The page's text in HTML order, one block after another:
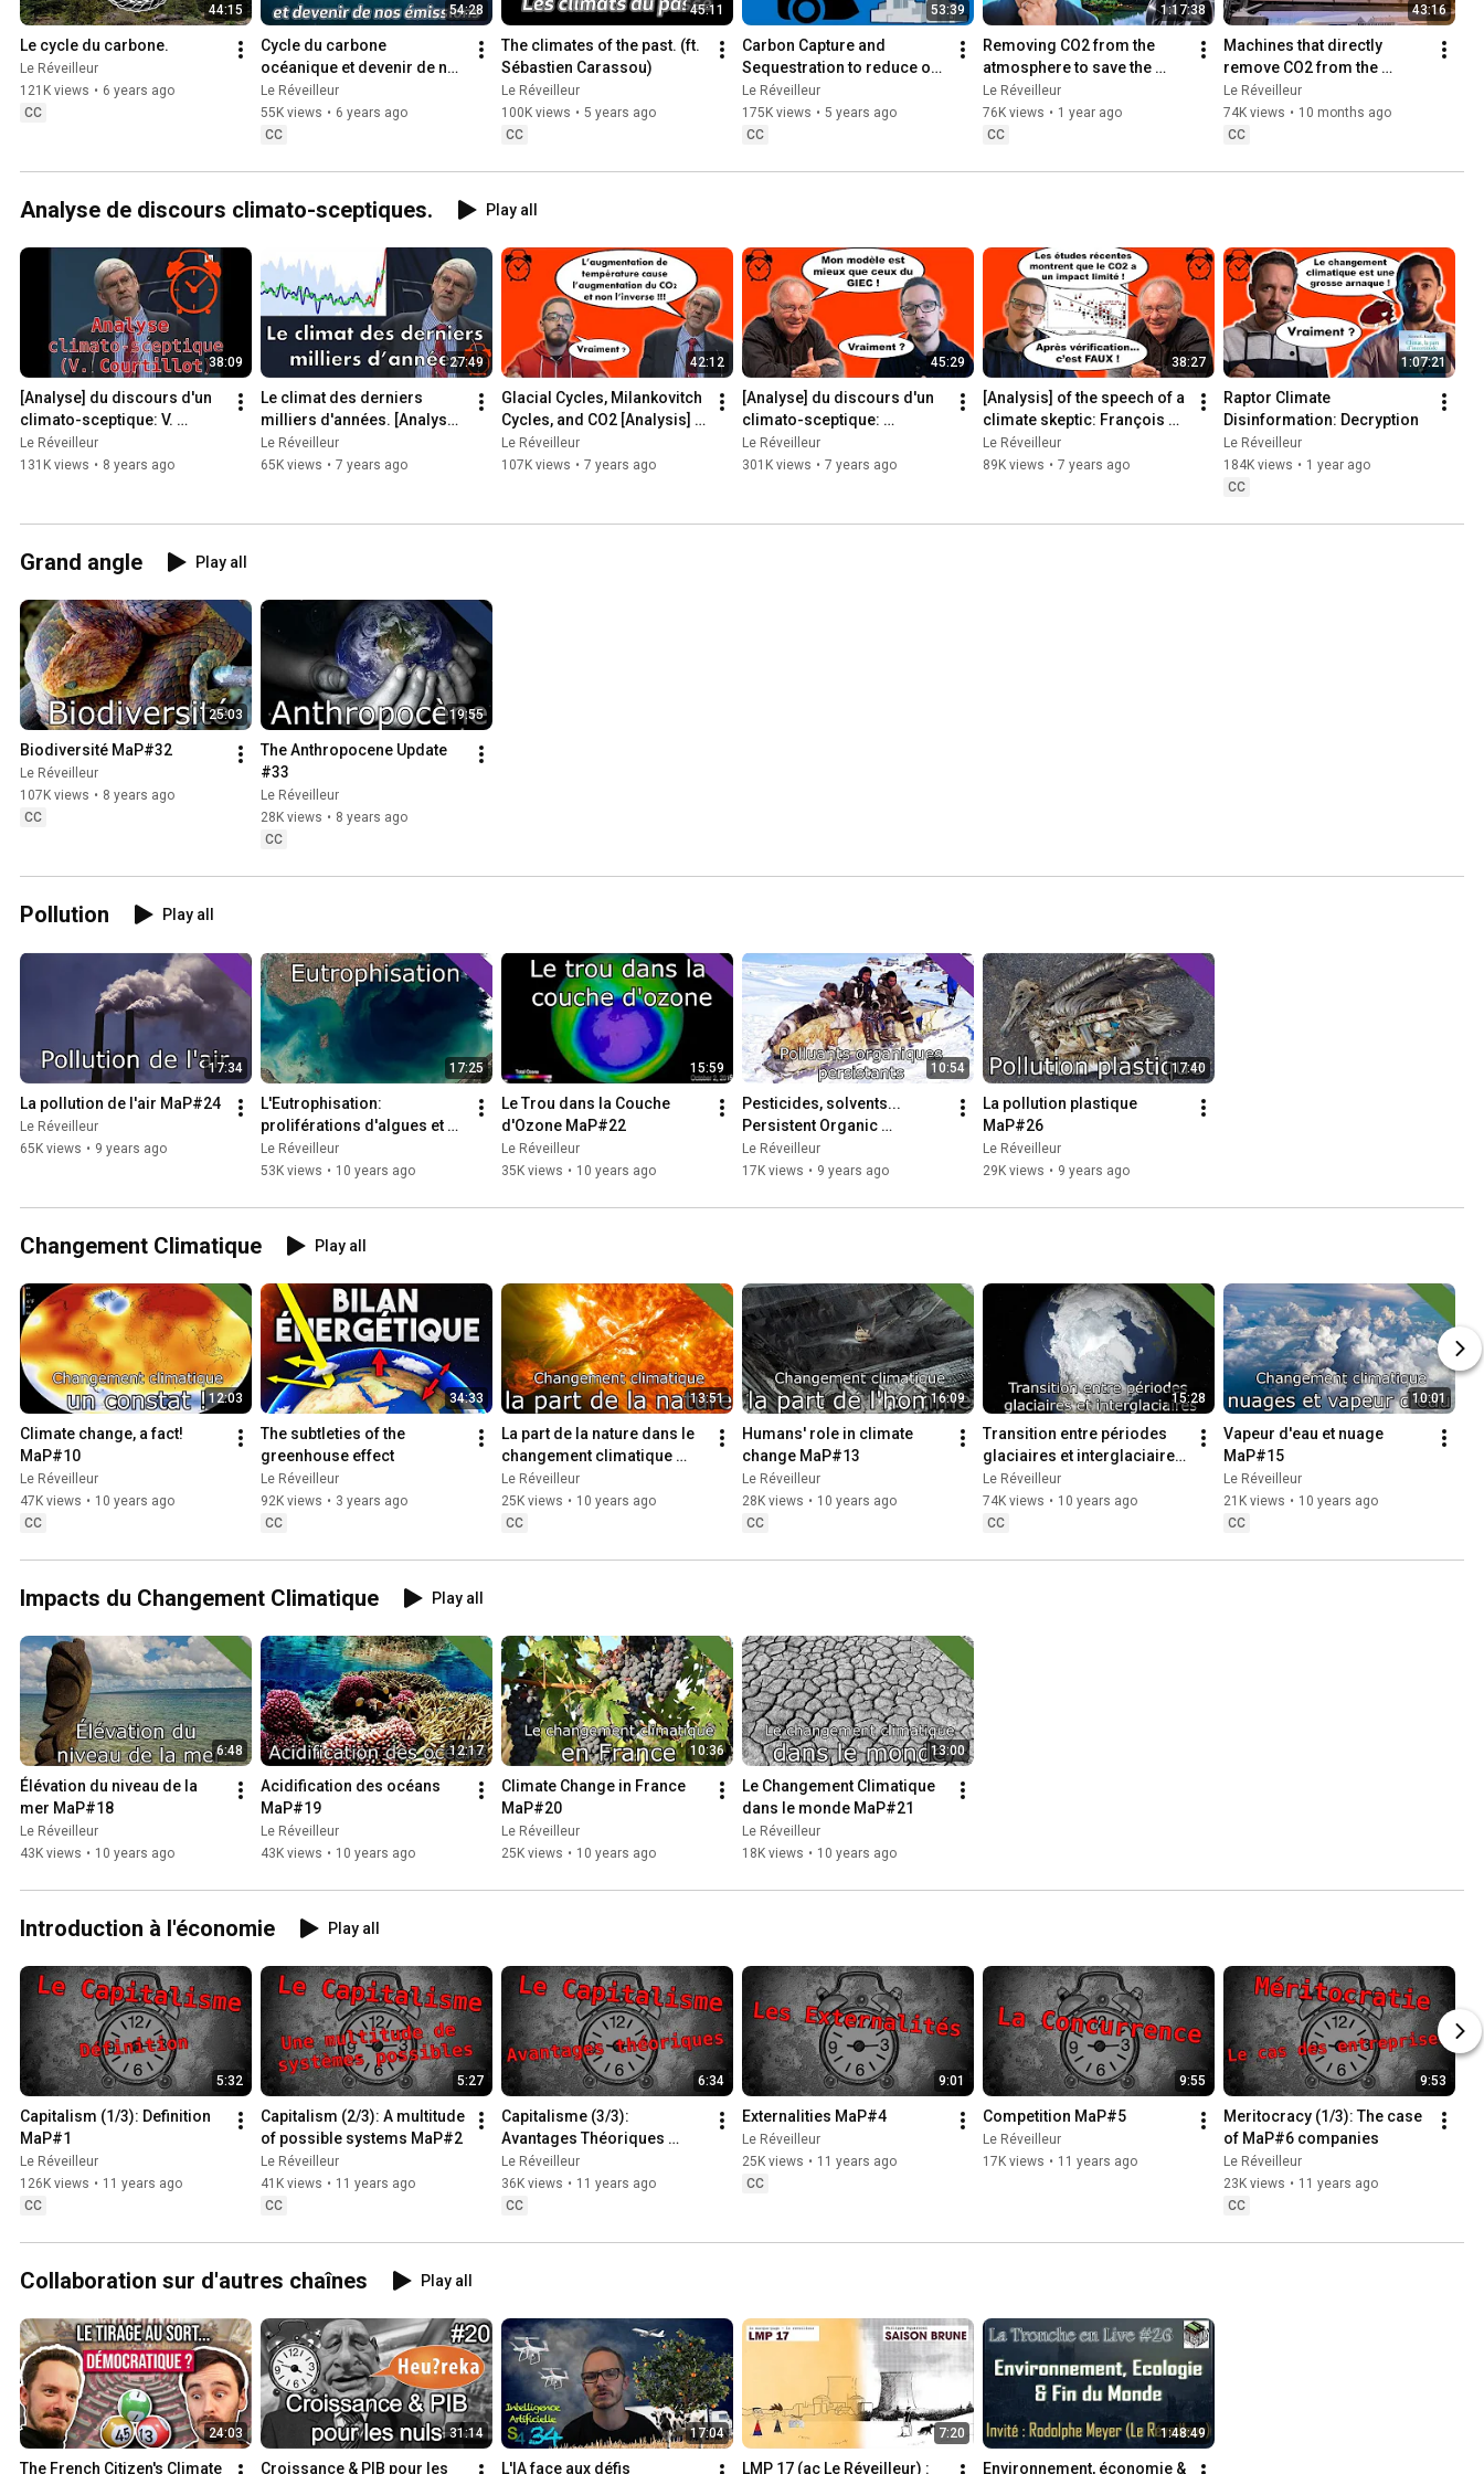
______________
Pour la relecture du script et des discussions, je remercie, entre
autres:
Aurélien Duval,
https://www.linkedin.com/in/duval-aur...
https://twitter.com/GoldbergNic
Merci à Leny pour la miniature.
Merci à ma mère qui s'occupe de corriger le texte et le
retranscrire proprement pour les sous-titres.
______________
Médias sociaux:
Pour ne rien rater sur la chaîne, pensez à vous abonner et à
https://twitter.com/Le_Reveilleur
44:15
Le cycle du carbone.
Le Réveilleur
121K views • 6 years ago
CC
54:28
Cycle du carbone
océanique et devenir de nos
émissions (ft. Sous Nos
Pieds)
Le Réveilleur
55K views • 6 years ago
CC
45:11
The climates of the past. (ft.
Sébastien Carassou)
Le Réveilleur
100K views • 5 years ago
CC
53:39
Carbon Capture and
Sequestration to reduce our
CO2 emissions.
Le Réveilleur
175K views • 5 years ago
CC
1:17:38
Removing CO2 from the
atmosphere to save the
climate?
Le Réveilleur
76K views • 1 year ago
CC
43:16
Machines that directly
remove CO2 from the
atmosphere (DACCS)
Le Réveilleur
74K views • 10 months ago
CC
Analyse de discours climato-sceptiques. Play all
38:09
[Analyse] du discours d'un
climato-sceptique: V.
Courtillot. Part. 1
Le Réveilleur
131K views • 8 years ago
27:49
Le climat des derniers
milliers d'années. [Analyse]
V. Courtillot Part. 2
Le Réveilleur
65K views • 7 years ago
42:12
Glacial Cycles, Milankovitch
Cycles, and CO2 [Analysis] V.
Courtillot Part 3
Le Réveilleur
107K views • 7 years ago
45:29
[Analyse] du discours d'un
climato-sceptique:
François Gervais. (1/2)
Le Réveilleur
301K views • 7 years ago
38:27
[Analysis] of the speech of a
climate skeptic: François
Gervais. (2/2)
Le Réveilleur
89K views • 7 years ago
1:07:21
Raptor Climate
Disinformation: Decryption
Le Réveilleur
184K views • 1 year ago
CC
Grand angle Play all
25:03
Biodiversité MaP#32
Le Réveilleur
107K views • 8 years ago
CC
19:55
The Anthropocene Update
#33
Le Réveilleur
28K views • 8 years ago
CC
Pollution Play all
17:34
La pollution de l'air MaP#24
Le Réveilleur
65K views • 9 years ago
17:25
L'Eutrophisation:
proliférations d'algues et
catastrophes écologiques
MaP#23
Le Réveilleur
53K views • 10 years ago
15:59
Le Trou dans la Couche
d'Ozone MaP#22
Le Réveilleur
35K views • 10 years ago
10:54
Pesticides, solvents...
Persistent Organic
Pollutants MaP#25
Le Réveilleur
17K views • 9 years ago
17:40
La pollution plastique
MaP#26
Le Réveilleur
29K views • 9 years ago
Changement Climatique Play all
12:03
Climate change, a fact!
MaP#10
Le Réveilleur
47K views • 10 years ago
CC
34:33
The subtleties of the
greenhouse effect
Le Réveilleur
92K views • 3 years ago
CC
13:51
La part de la nature dans le
changement climatique
MaP#12
Le Réveilleur
25K views • 10 years ago
CC
16:09
Humans' role in climate
change MaP#13
Le Réveilleur
28K views • 10 years ago
CC
15:28
Transition entre périodes
glaciaires et interglaciaires
MaP#14
Le Réveilleur
74K views • 10 years ago
CC
10:01
Vapeur d'eau et nuage
MaP#15
Le Réveilleur
21K views • 10 years ago
CC
Impacts du Changement Climatique Play all
6:48
Élévation du niveau de la
mer MaP#18
Le Réveilleur
43K views • 10 years ago
12:17
Acidification des océans
MaP#19
Le Réveilleur
43K views • 10 years ago
10:36
Climate Change in France
MaP#20
Le Réveilleur
25K views • 10 years ago
13:00
Le Changement Climatique
dans le monde MaP#21
Le Réveilleur
18K views • 10 years ago
Introduction à l'économie Play all
5:32
Capitalism (1/3): Definition
MaP#1
Le Réveilleur
126K views • 11 years ago
CC
5:27
Capitalism (2/3): A multitude
of possible systems MaP#2
Le Réveilleur
41K views • 11 years ago
CC
6:34
Capitalisme (3/3):
Avantages Théoriques
MaP#3
Le Réveilleur
36K views • 11 years ago
CC
9:01
Externalities MaP#4
Le Réveilleur
25K views • 11 years ago
CC
9:55
Competition MaP#5
Le Réveilleur
17K views • 11 years ago
9:53
Meritocracy (1/3): The case
of MaP#6 companies
Le Réveilleur
23K views • 11 years ago
CC
Collaboration sur d'autres chaînes Play all
24:03
The French Citizen's Climate
31:14
Croissance & PIB pour les
17:04
L'IA face aux défis
7:20
LMP 17 (ac Le Réveilleur) :
1:48:49
Environnement, économie &